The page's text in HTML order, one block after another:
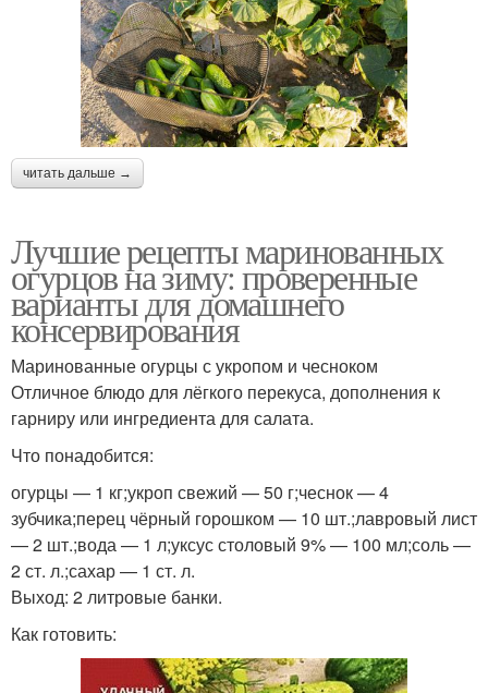
читать дальше →
Лучшие рецепты маринованных
огурцов на зиму: проверенные
варианты для домашнего
консервирования
Маринованные огурцы с укропом и чесноком
Отличное блюдо для лёгкого перекуса, дополнения к
гарниру или ингредиента для салата.
Что понадобится:
огурцы — 1 кг;укроп свежий — 50 г;чеснок — 4
зубчика;перец чёрный горошком — 10 шт.;лавровый лист
— 2 шт.;вода — 1 л;уксус столовый 9% — 100 мл;соль —
2 ст. л.;сахар — 1 ст. л.
Выход: 2 литровые банки.
Как готовить: